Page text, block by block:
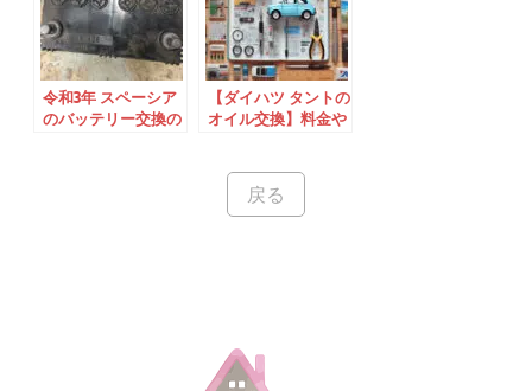
令和3年 スペーシア
のバッテリー交換の
【ダイハツ タントの
オイル交換】料金や
戻る